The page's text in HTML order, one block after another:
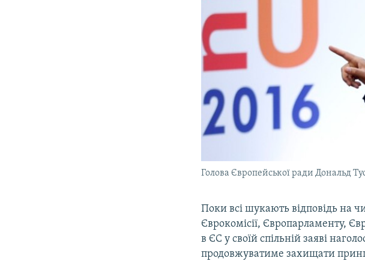
Голова Європейської ради Дональд
Поки всі шукають відповідь на
Єврокомісії, Європарламенту,
в ЄС у своїй спільній заяві
продовжуватиме захищати